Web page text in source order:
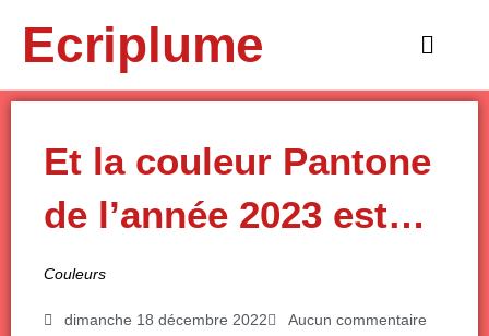
contenuEcriplume
Main
Et la couleur Pantone
de l’année 2023 est…
Couleurs
dimanche 18 décembre 2022 Aucun commentaire